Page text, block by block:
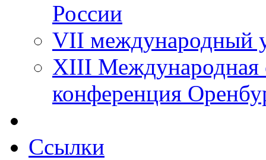
России
VII международный
XIII Международная
конференция
Ссылки